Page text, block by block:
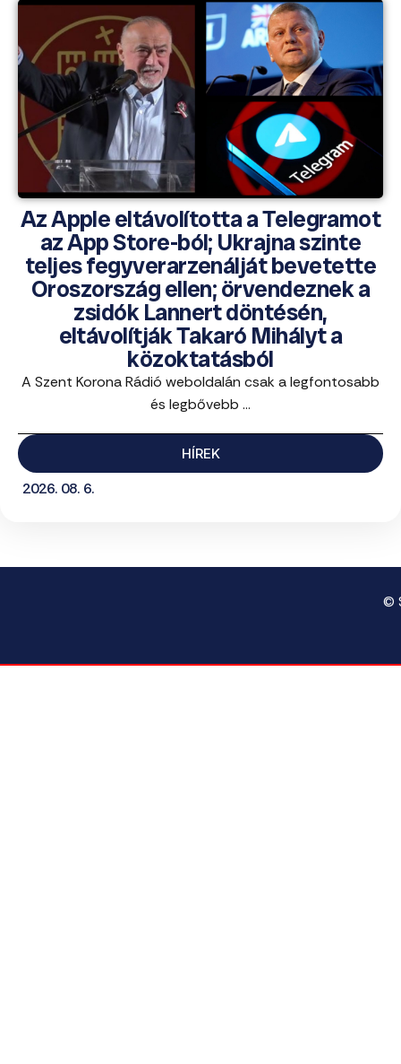
Az Apple eltávolította a Telegramot
az App Store-ból; Ukrajna szinte
teljes fegyverarzenálját bevetette
Oroszország ellen; örvendeznek a
zsidók Lannert döntésén,
eltávolítják Takaró Mihályt a
közoktatásból
A Szent Korona Rádió weboldalán csak a legfontosabb
és legbővebb ...
HÍREK
2026. 08. 6.
©